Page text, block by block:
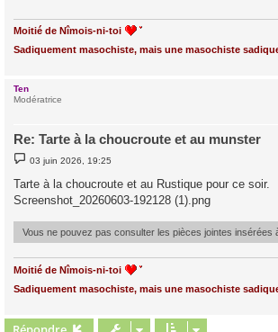
Moitié de Nîmois-ni-toi
Sadiquement masochiste, mais une masochiste
Ten
Modératrice
Re: Tarte à la choucroute et au munster
M
e
s
a
e
03 juin 2026, 19:25
Tarte à la choucroute et au Rustique pour ce soir.
Screenshot_20260603-192128 (1).png
Vous ne pouvez pas consulter les pièces jointes insérées
Moitié de Nîmois-ni-toi
Sadiquement masochiste, mais une masochiste